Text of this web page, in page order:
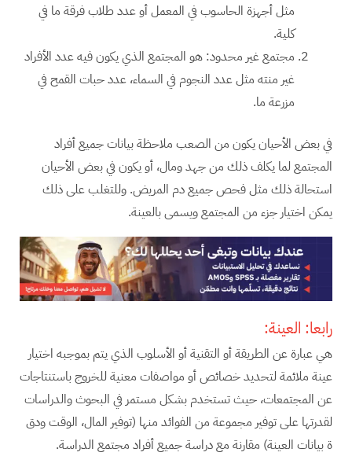
مثل أجهزة الحاسوب في المعمل أو عدد طلاب فرقة ما في
كلية.
مجتمع غير محدود: هو المجتمع الذي يكون فيه عدد الأفراد
غير منته مثل عدد النجوم في السماء، عدد حبات القمح في
مزرعة ما.
في بعض الأحيان يكون من الصعب ملاحظة بيانات جميع أفراد
المجتمع لما يكلف ذلك من جهد ومال، أو يكون في بعض الأحيان
استحالة ذلك مثل فحص جميع دم المريض. وللتغلب على ذلك
يمكن اختيار جزء من المجتمع ويسمى بالعينة.
رابعا: العينة:
هي عبارة عن الطريقة أو التقنية أو الأسلوب الذي يتم بموجبه اختيار
عينة ملائمة لتحديد خصائص أو مواصفات معنية للخروج باستنتاجات
عن المجتمعات، حيث تستخدم بشكل مستمر في البحوث والدراسات
لقدرتها على توفير مجموعة من الفوائد منها (توفير المال، الوقت ودق
ة بيانات العينة) مقارنة مع دراسة جميع أفراد مجتمع الدراسة.